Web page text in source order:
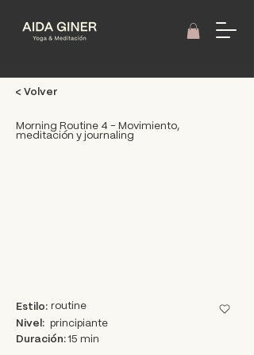
< Volver
Morning Routine 4 - Movimiento,
meditación y journaling
Estilo: routine
principiante
Nivel:
15 min
Duración: